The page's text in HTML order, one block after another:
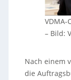
VDMA-
– Bild:
Nach einem
die